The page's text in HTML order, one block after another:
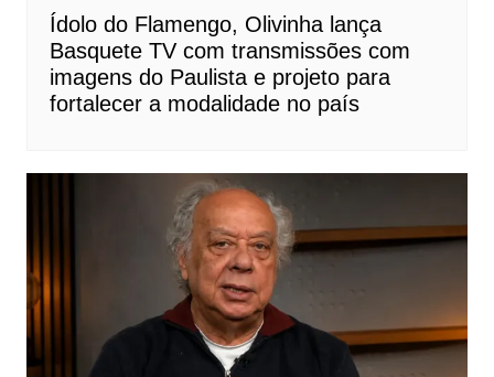
Ídolo do Flamengo, Olivinha lança
Basquete TV com transmissões com
imagens do Paulista e projeto para
fortalecer a modalidade no país